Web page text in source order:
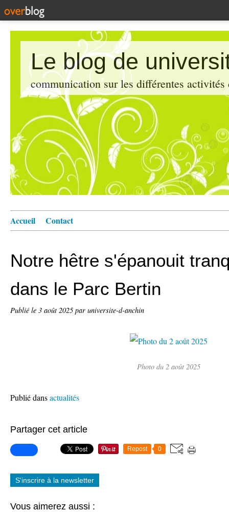
Le blog de
communication sur les différentes
Accueil Contact
Notre hêtre s'épanouit
dans le Parc Bertin
Publié le 3 août 2025 par universite-d-anchin
Photo du 2 août 2025
Publié dansactualités
Partager cet article
Repost 0
S'inscrire à la newsletter
Vous aimerez aussi :